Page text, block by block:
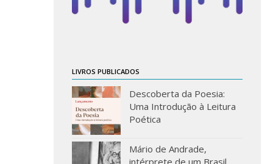
LIVROS PUBLICADOS
Descoberta da Poesia:
Uma Introdução à Leitura
Poética
Mário de Andrade,
intérprete de um Brasil